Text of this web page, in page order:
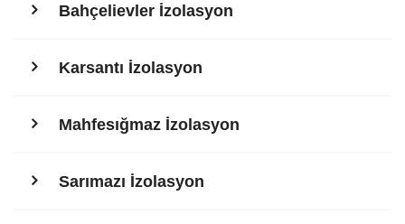
Bahçelievler İzolasyon
Karsantı İzolasyon
Mahfesığmaz İzolasyon
Sarımazı İzolasyon